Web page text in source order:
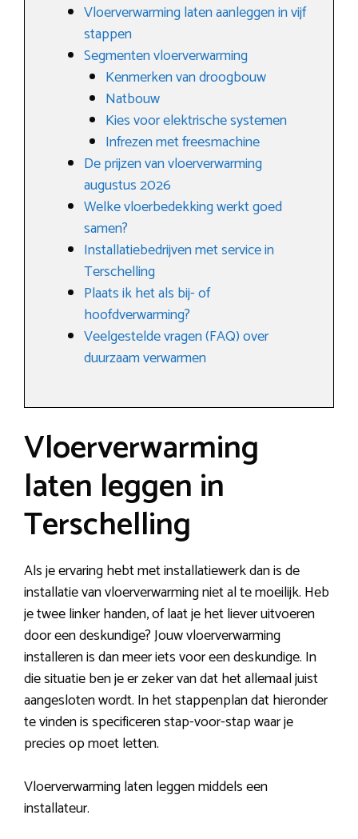
Vloerverwarming laten aanleggen in vijf
stappen
Segmenten vloerverwarming
Kenmerken van droogbouw
Natbouw
Kies voor elektrische systemen
Infrezen met freesmachine
De prijzen van vloerverwarming
augustus 2026
Welke vloerbedekking werkt goed
samen?
Installatiebedrijven met service in
Terschelling
Plaats ik het als bij- of
hoofdverwarming?
Veelgestelde vragen (FAQ) over
duurzaam verwarmen
Vloerverwarming
laten leggen in
Terschelling
Als je ervaring hebt met installatiewerk dan is de
installatie van vloerverwarming niet al te moeilijk. Heb
je twee linker handen, of laat je het liever uitvoeren
door een deskundige? Jouw vloerverwarming
installeren is dan meer iets voor een deskundige. In
die situatie ben je er zeker van dat het allemaal juist
aangesloten wordt. In het stappenplan dat hieronder
te vinden is specificeren stap-voor-stap waar je
precies op moet letten.
Vloerverwarming laten leggen middels een
installateur.